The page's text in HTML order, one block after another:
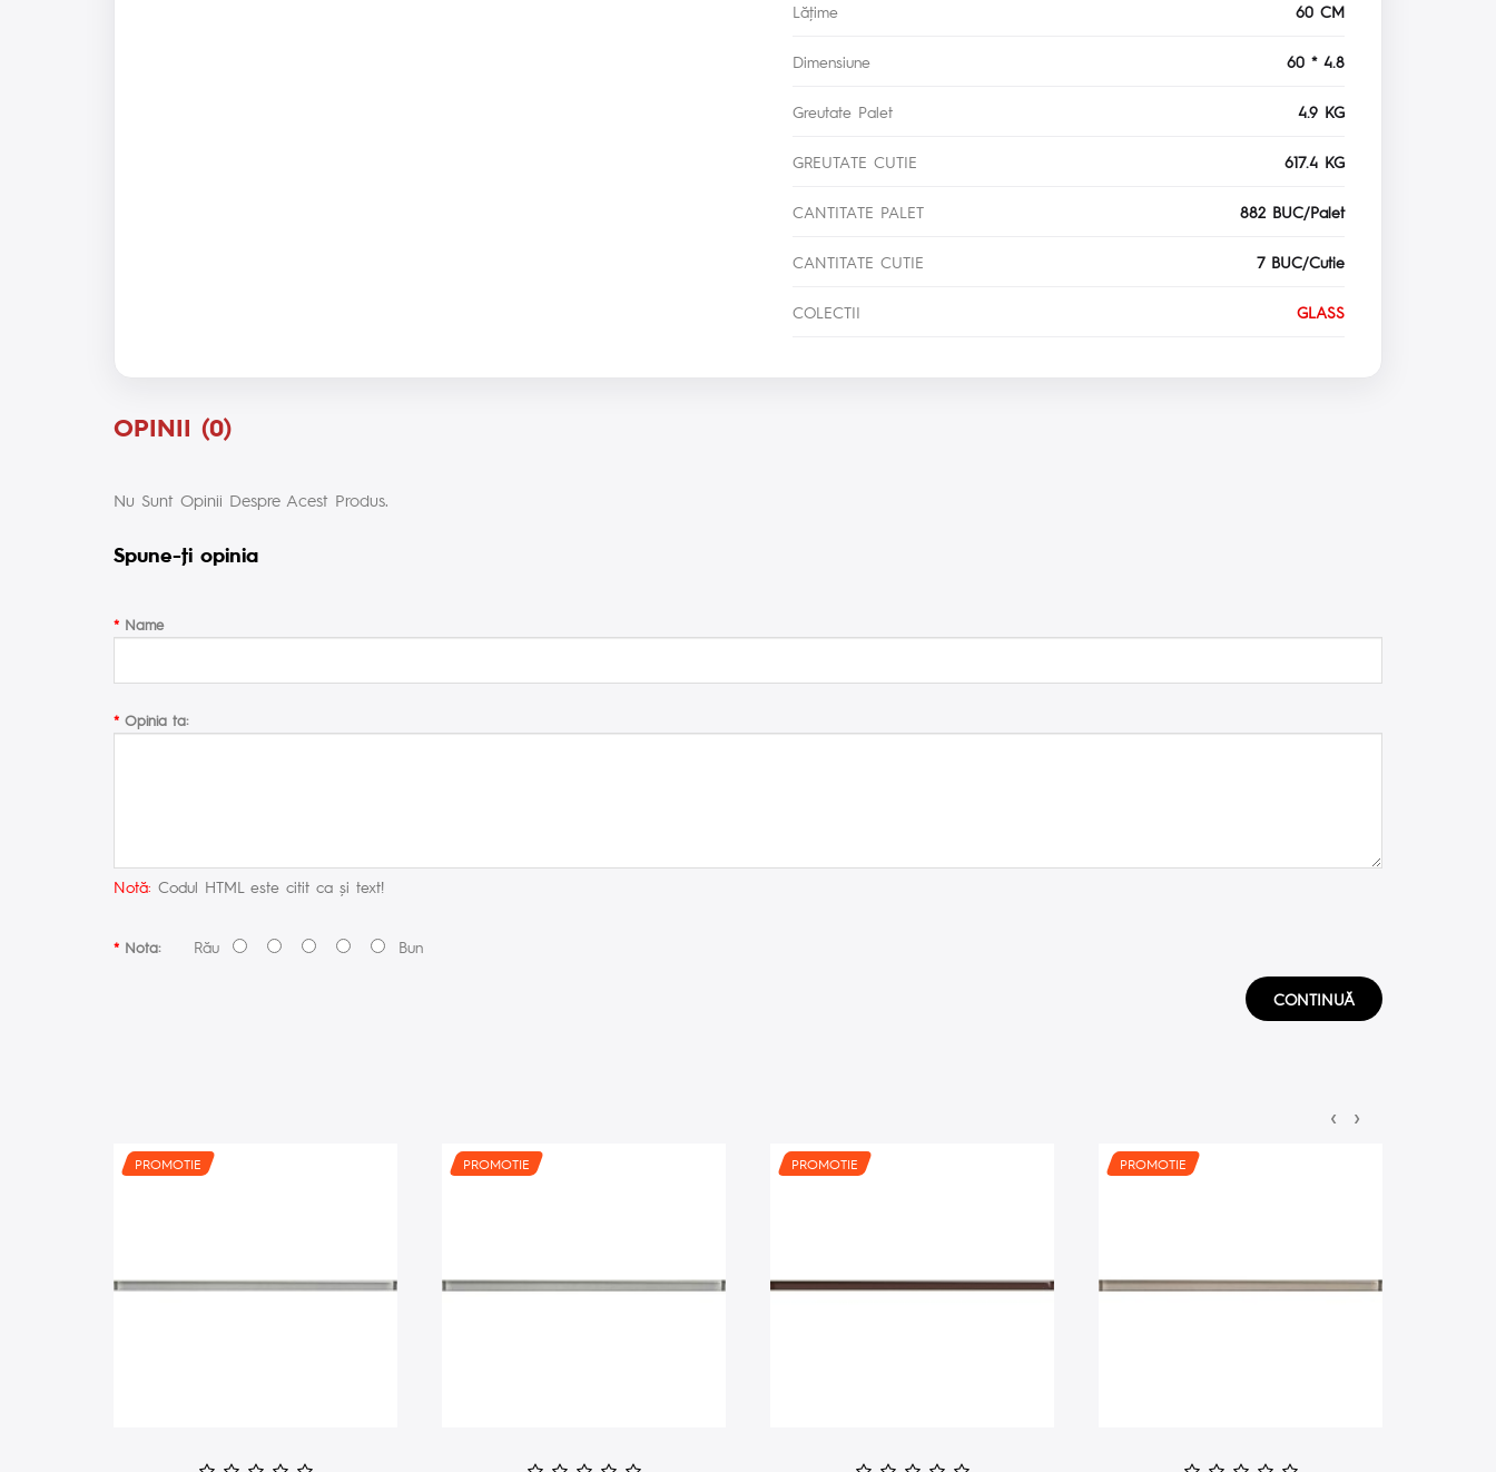
Lăţime 60 CM
Dimensiune 60 * 4.8
Greutate Palet 4.9 KG
GREUTATE CUTIE 617.4 KG
CANTITATE PALET 882 BUC/Palet
CANTITATE CUTIE 7 BUC/Cutie
COLECTII GLASS
OPINII (0)
Nu Sunt Opinii Despre Acest Produs.
Spune-ţi opinia
Name
Opinia ta:
Notă: Codul HTML este citit ca şi text!
Nota:Rău Bun
CONTINUĂ
PROMOTIE PROMOTIE PROMOTIE PROMOTIE
‹ ›